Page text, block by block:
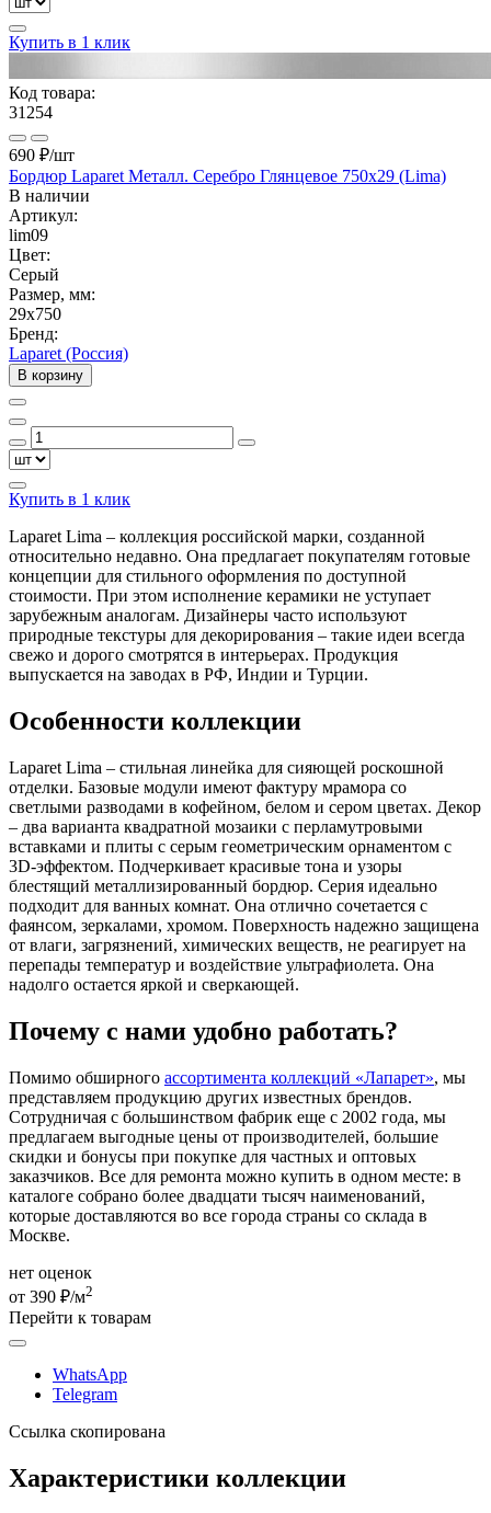
Купить в 1 клик
Код товара:
31254
690 ₽/шт
Бордюр Laparet Металл. Серебро Глянцевое 750х29 (Lima)
В наличии
Артикул:
lim09
Цвет:
Серый
Размер, мм:
29x750
Бренд:
Laparet (Россия)
В корзину
Купить в 1 клик
Laparet Lima – коллекция российской марки, созданной
относительно недавно. Она предлагает покупателям готовые
концепции для стильного оформления по доступной
стоимости. При этом исполнение керамики не уступает
зарубежным аналогам. Дизайнеры часто используют
природные текстуры для декорирования – такие идеи всегда
свежо и дорого смотрятся в интерьерах. Продукция
выпускается на заводах в РФ, Индии и Турции.
Особенности коллекции
Laparet Lima – стильная линейка для сияющей роскошной
отделки. Базовые модули имеют фактуру мрамора со
светлыми разводами в кофейном, белом и сером цветах. Декор
– два варианта квадратной мозаики с перламутровыми
вставками и плиты с серым геометрическим орнаментом с
3D-эффектом. Подчеркивает красивые тона и узоры
блестящий металлизированный бордюр. Серия идеально
подходит для ванных комнат. Она отлично сочетается с
фаянсом, зеркалами, хромом. Поверхность надежно защищена
от влаги, загрязнений, химических веществ, не реагирует на
перепады температур и воздействие ультрафиолета. Она
надолго остается яркой и сверкающей.
Почему с нами удобно работать?
Помимо обширного ассортимента коллекций «Лапарет», мы
представляем продукцию других известных брендов.
Сотрудничая с большинством фабрик еще с 2002 года, мы
предлагаем выгодные цены от производителей, большие
скидки и бонусы при покупке для частных и оптовых
заказчиков. Все для ремонта можно купить в одном месте: в
каталоге собрано более двадцати тысяч наименований,
которые доставляются во все города страны со склада в
Москве.
нет оценок
от 390 ₽/м2
Перейти к товарам
WhatsApp
Telegram
Ссылка скопирована
Характеристики коллекции